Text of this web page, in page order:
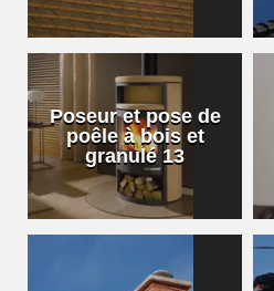
Poseur et pose de
poêle à bois et
granulé 13